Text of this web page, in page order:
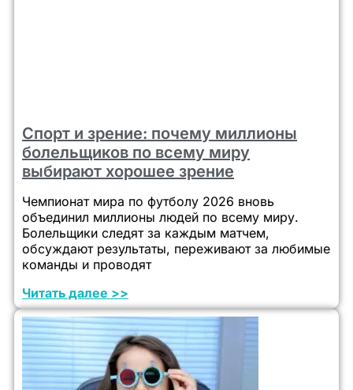
Спорт и зрение: почему миллионы
болельщиков по всему миру
выбирают хорошее зрение
Чемпионат мира по футболу 2026 вновь
объединил миллионы людей по всему миру.
Болельщики следят за каждым матчем,
обсуждают результаты, переживают за любимые
команды и проводят
Читать далее >>